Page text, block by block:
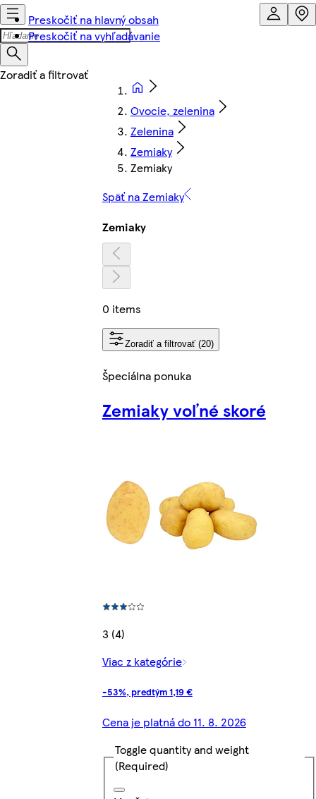
Preskočiť na hlavný obsah
Preskočiť na vyhľadávanie
Ovocie, zelenina
Zelenina
Zemiaky
Zemiaky
Späť na Zemiaky
Zemiaky
0 items
Zoradiť a filtrovať (20)
Špeciálna ponuka
Zemiaky voľné skoré
3 (4)
Viac z kategórie
-53%, predtým 1,19 €
Cena je platná do 11. 8. 2026
Toggle quantity and weight
(Required)